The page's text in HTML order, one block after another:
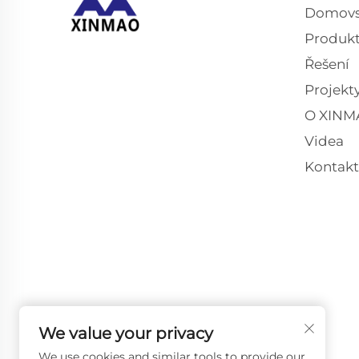
Řešení
O
Videa
Kontakt
We value your privacy